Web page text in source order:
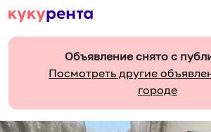
Объявление снято с
Посмотреть другие
городе